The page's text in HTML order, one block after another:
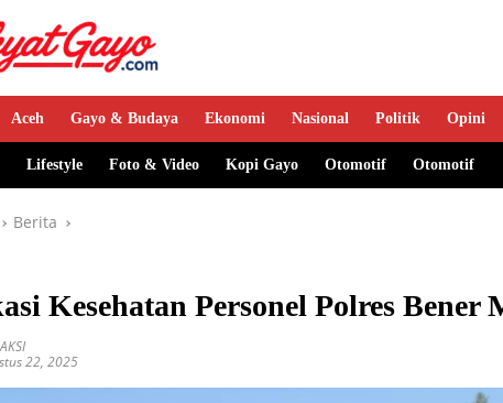
Aceh Gayo & Budaya Ekonomi Nasional Politik Opini
Lifestyle Foto & Video Kopi Gayo Otomotif Otomotif
Berita
Kesehatan Personel Polres Bener
22, 2025